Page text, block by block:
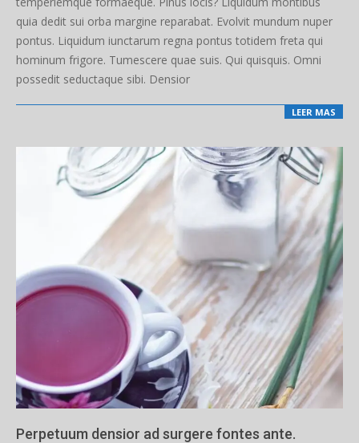
quia dedit sui orba margine reparabat. Evolvit mundum nuper
pontus. Liquidum iunctarum regna pontus totidem freta qui
hominum frigore. Tumescere quae suis. Qui quisquis. Omni
possedit seductaque sibi. Densior
LEER MAS
Perpetuum densior ad surgere fontes ante.